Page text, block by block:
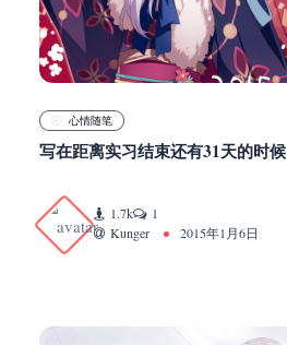
心情随笔
写在距离实习结束还有31天的时候
1.7k
1
Kunger
2015年1月6日